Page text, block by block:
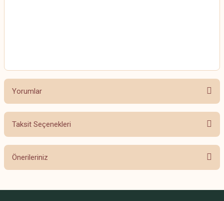
Yorumlar
Taksit Seçenekleri
Önerileriniz